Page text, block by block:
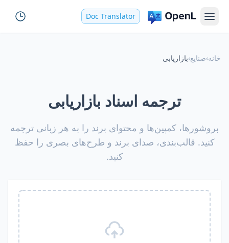
Doc Translator
خانه›صنایع›بازاریابی
ترجمه اسناد بازاریابی
بروشورها، کمپین‌ها و محتوای برند را به هر زبانی ترجمه
کنید. قالب‌بندی، صدای برند و طرح‌های بصری را حفظ
کنید.